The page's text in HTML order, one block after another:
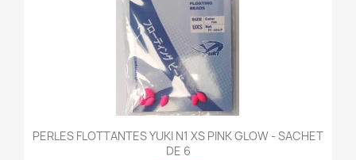
PERLES FLOTTANTES YUKI N1 XS PINK GLOW - SACHET
DE 6